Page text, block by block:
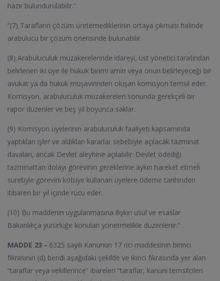
hazır bulundurulabilir.”
“(7) Tarafların çözüm üretemediklerinin ortaya çıkması halinde
arabulucu bir çözüm önerisinde bulunabilir.
(8) Arabuluculuk müzakerelerinde idareyi, üst yönetici tarafından
belirlenen iki üye ile hukuk birimi amiri veya onun belirleyeceği bir
avukat ya da hukuk müşavirinden oluşan komisyon temsil eder.
Komisyon, arabuluculuk müzakereleri sonunda gerekçeli bir
rapor düzenler ve beş yıl boyunca saklar.
(9) Komisyon üyelerinin arabuluculuk faaliyeti kapsamında
yaptıkları işler ve aldıkları kararlar sebebiyle açılacak tazminat
davaları, ancak Devlet aleyhine açılabilir. Devlet ödediği
tazminattan dolayı görevinin gereklerine aykırı hareket etmek
suretiyle görevini kötüye kullanan üyelere ödeme tarihinden
itibaren bir yıl içinde rücu eder.
(10) Bu maddenin uygulanmasına ilişkin usul ve esaslar
Bakanlıkça yürürlüğe konulan yönetmelikle düzenlenir.”
MADDE 23 - 6325 sayılı Kanunun 17 nci maddesinin birinci
fıkrasının (d) bendi aşağıdaki şekilde ve ikinci fıkrasında yer alan
“taraflar veya vekillerince” ibareleri “taraflar, kanuni temsilcileri